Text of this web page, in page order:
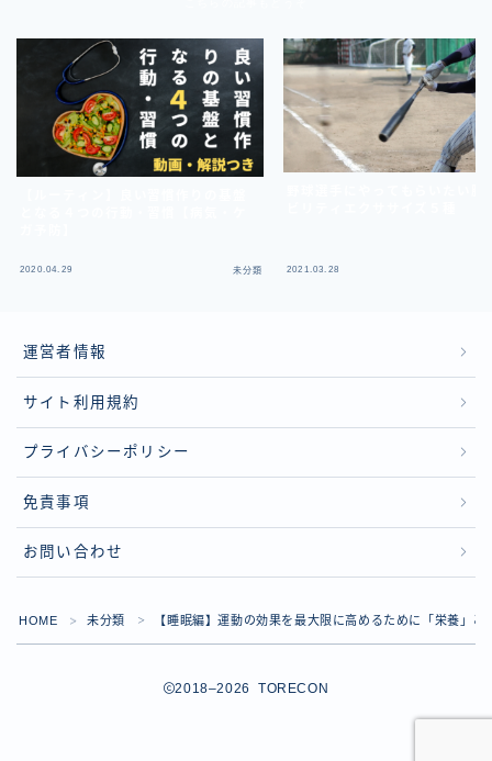
2020.04.29 未分類 2021.03.28
運営者情報
サイト利用規約
プライバシーポリシー
免責事項
お問い合わせ
HOME ＞ 未分類 ＞ 【睡眠編】運動の効果を最大限に高めるために「栄養」と
2018–2026 TORECON